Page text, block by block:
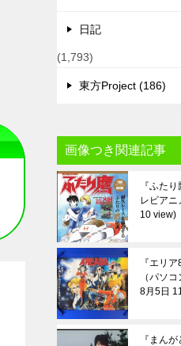
日記
(1,793)
東方Project (186)
画像つき関連記事
『ふた
レビアニ
10 view
『エリ
（パソコ
8月5日
『まん